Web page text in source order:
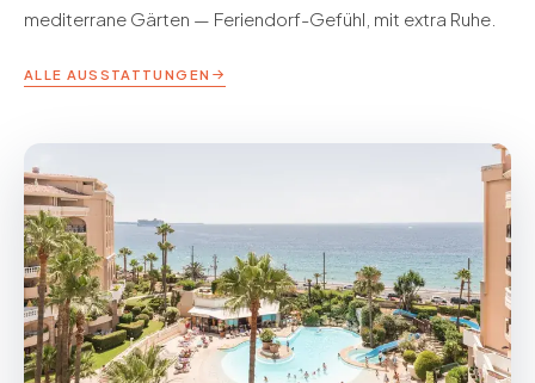
mediterrane Gärten — Feriendorf-Gefühl, mit extra Ruhe.
ALLE AUSSTATTUNGEN